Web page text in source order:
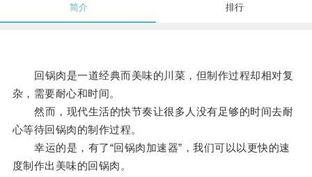
简介 排行
回锅肉是一道经典而美味的川菜，但制作过程却相对复
杂，需要耐心和时间。
然而，现代生活的快节奏让很多人没有足够的时间去耐
心等待回锅肉的制作过程。
幸运的是，有了“回锅肉加速器”，我们可以以更快的速
度制作出美味的回锅肉。